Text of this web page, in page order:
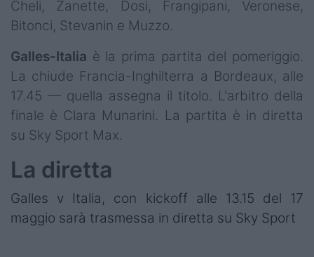
Cheli, Zanette, Dosi, Frangipani, Veronese,
Bitonci, Stevanin e Muzzo.
Galles-Italia è la prima partita del pomeriggio.
La chiude Francia-Inghilterra a Bordeaux, alle
17.45 — quella assegna il titolo. L'arbitro della
finale è Clara Munarini. La partita è in diretta
su Sky Sport Max.
La diretta
Galles v Italia, con kickoff alle 13.15 del 17
maggio sarà trasmessa in diretta su Sky Sport